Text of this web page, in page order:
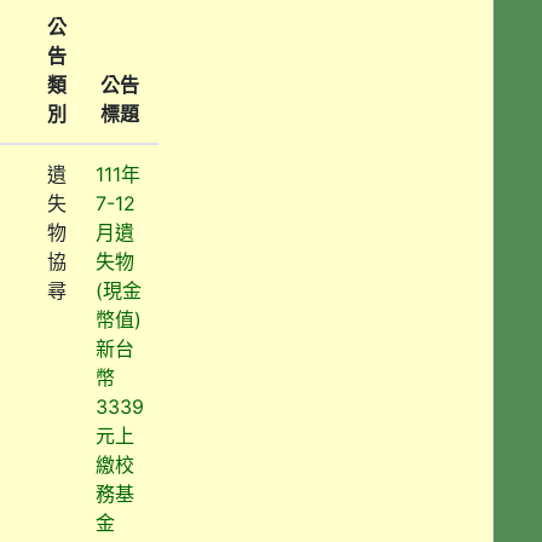
公
告
類
別
公告
標題
遺
失
物
協
尋
111年
7-12
月遺
失物
(現金
幣值)
新台
幣
3339
元上
繳校
務基
金